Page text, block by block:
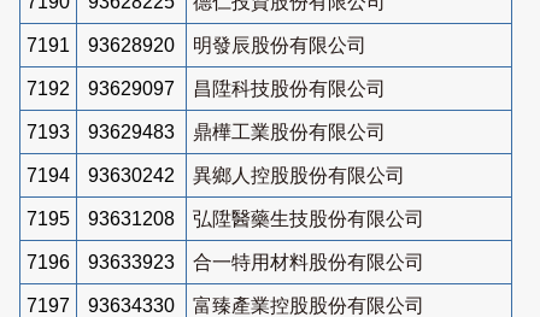
7191 93628920 明發辰股份有限公司
7192 93629097 昌陞科技股份有限公司
7193 93629483 鼎樺工業股份有限公司
7194 93630242 異鄉人控股股份有限公司
7195 93631208 弘陞醫藥生技股份有限公司
7196 93633923 合一特用材料股份有限公司
7197 93634330 富臻產業控股股份有限公司